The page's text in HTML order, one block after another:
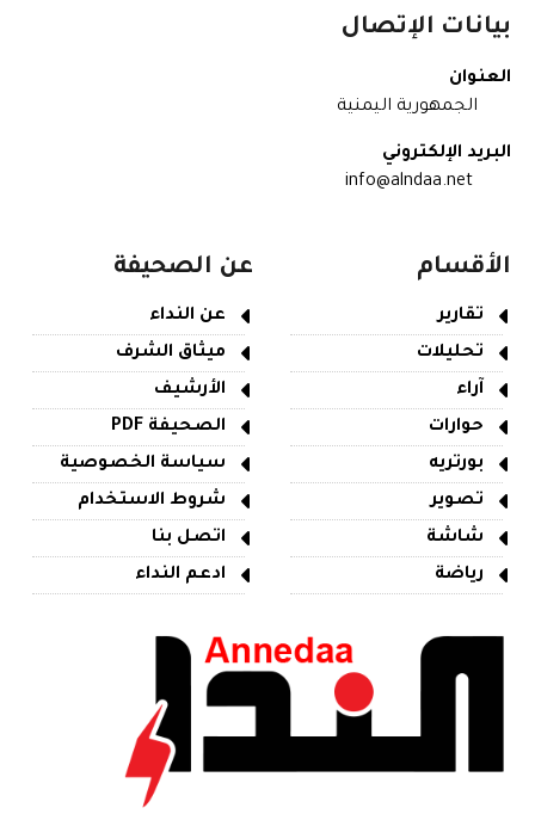
بيانات الإتصال
العنوان
الجمهورية اليمنية
البريد الإلكتروني
info@alndaa.net
الأقسام
تقارير
تحليلات
آراء
حوارات
بورتريه
تصوير
شاشة
رياضة
عن الصحيفة
عن النداء
ميثاق الشرف
الأرشيف
الصحيفة PDF
سياسة الخصوصية
شروط الاستخدام
اتصل بنا
ادعم النداء